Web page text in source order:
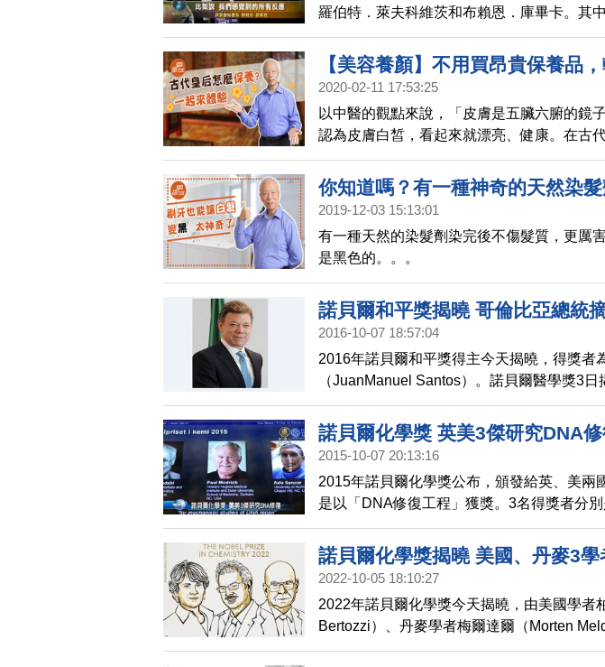
羅伯特．萊夫科維茨和布賴恩．庫畢卡。其
茨的博士後研究生。兩人因對人體細胞中“G-
卓越成就而獲此殊榮。
【美容養顏】不用買昂貴保養品
級的護膚美容法「面白脫如雪，身
文開講02
2020-02-11 17:53:25
以中醫的觀點來說，「皮膚是五臟六腑的鏡
認為皮膚白皙，看起來就漂亮、健康。在古
的寵愛，也十分注重身體各部位的保養，使
光白如素」。
你知道嗎？有一種神奇的天然染
後還能長出黑髮｜胡乃文開講04
2019-12-03 15:13:01
有一種天然的染髮劑染完後不傷髮質，更厲
是黑色的。。。
諾貝爾和平獎揭曉 哥倫比亞總統
2016-10-07 18:57:04
2016年諾貝爾和平獎得主今天揭曉，得獎者
（JuanManuel Santos）。諾貝爾醫學獎3
爐，化學獎5日公布，今天(7日)宣布和平獎
學獎贏家，文學獎則將於13日宣布。
諾貝爾化學獎 英美3傑研究DNA
2015-10-07 20:13:16
2015年諾貝爾化學獎公布，頒發給英、美兩
是以「DNA修復工程」獲獎。3名得獎者分
、美國的保羅‧莫德里奇 和 美國的阿齊茲‧桑
說，他們的研究貢獻，提供了活體細胞運作
的癌症療法。明天將頒發諾貝爾文學獎。
諾貝爾化學獎揭曉 美國、丹麥3學
2022-10-05 18:10:27
2022年諾貝爾化學獎今天揭曉，由美國學者
Bertozzi）、丹麥學者梅爾達爾（Morten
斯（K. Barry Sharpless）共享殊榮。